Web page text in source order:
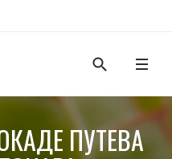
ПУ­ТЕ­ВА